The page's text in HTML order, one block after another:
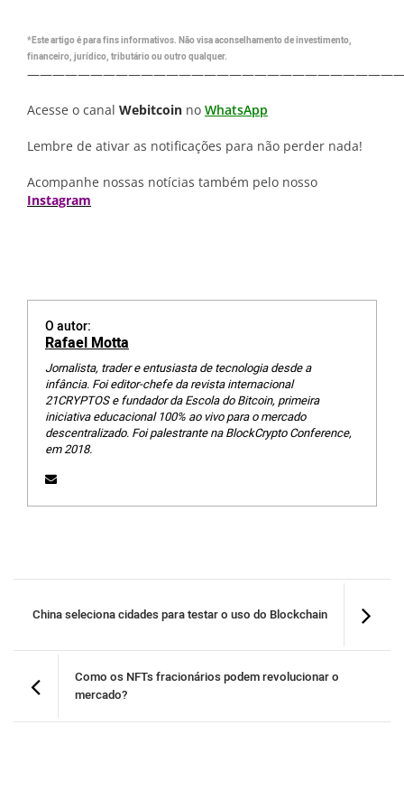
*Este artigo é para fins informativos. Não visa aconselhamento de investimento,
financeiro, jurídico, tributário ou outro qualquer.
Acesse o canal Webitcoin no WhatsApp
Lembre de ativar as notificações para não perder nada!
Acompanhe nossas notícias também pelo nosso
Instagram
O autor:
Rafael Motta
Jornalista, trader e entusiasta de tecnologia desde a
infância. Foi editor-chefe da revista internacional
21CRYPTOS e fundador da Escola do Bitcoin, primeira
iniciativa educacional 100% ao vivo para o mercado
descentralizado. Foi palestrante na BlockCrypto Conference,
em 2018.
China seleciona cidades para testar o uso do Blockchain
Como os NFTs fracionários podem revolucionar o
mercado?